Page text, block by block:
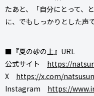
たあと、「自分にとって、
に、でもしっかりとした声
■『夏の砂の上』URL
公式サイト https://
X https://x.com/
Instagram https://